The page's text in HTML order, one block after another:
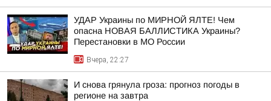
УДАР Украины по МИРНОЙ ЯЛТЕ! Чем
опасна НОВАЯ БАЛЛИСТИКА Украины?
Перестановки в МО России
Вчера, 22:27
И снова грянула гроза: прогноз погоды в
регионе на завтра